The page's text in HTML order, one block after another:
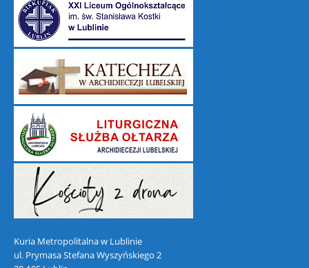
Kuria Metropolitalna w Lublinie
ul. Prymasa Stefana Wyszyńskiego 2